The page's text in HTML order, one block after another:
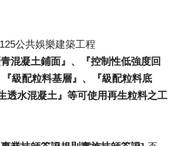
公共娛樂建築工程
混凝土鋪面』、『控制性低強度回
級配粒料基層』、『級配粒料底
透水混凝土』等可使用再生粒料之工